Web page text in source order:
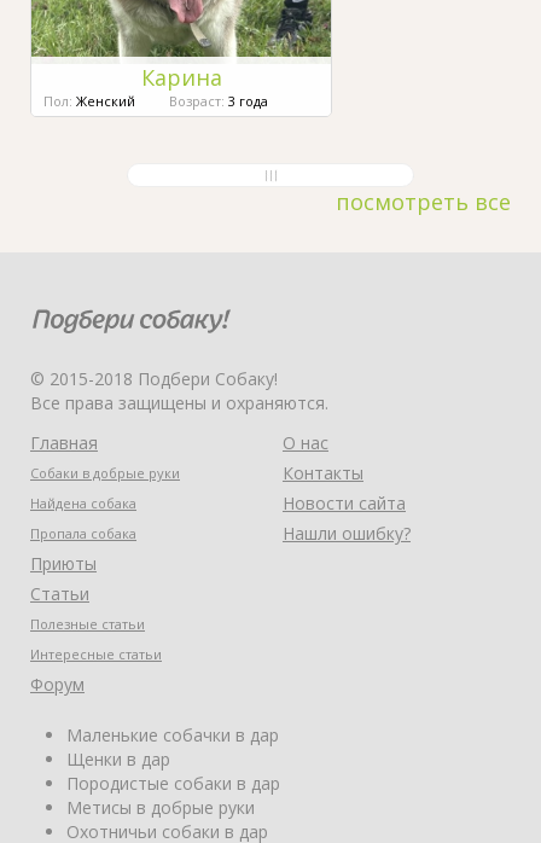
Карина
Пол: Женский Возраст: 3 года
посмотреть все
© 2015-2018 Подбери Собаку!
Все права защищены и охраняются.
Главная
Собаки в добрые руки
Найдена собака
Пропала собака
Приюты
Статьи
Полезные статьи
Интересные статьи
Форум
О нас
Контакты
Новости сайта
Нашли ошибку?
Маленькие собачки в дар
Щенки в дар
Породистые собаки в дар
Метисы в добрые руки
Охотничьи собаки в дар